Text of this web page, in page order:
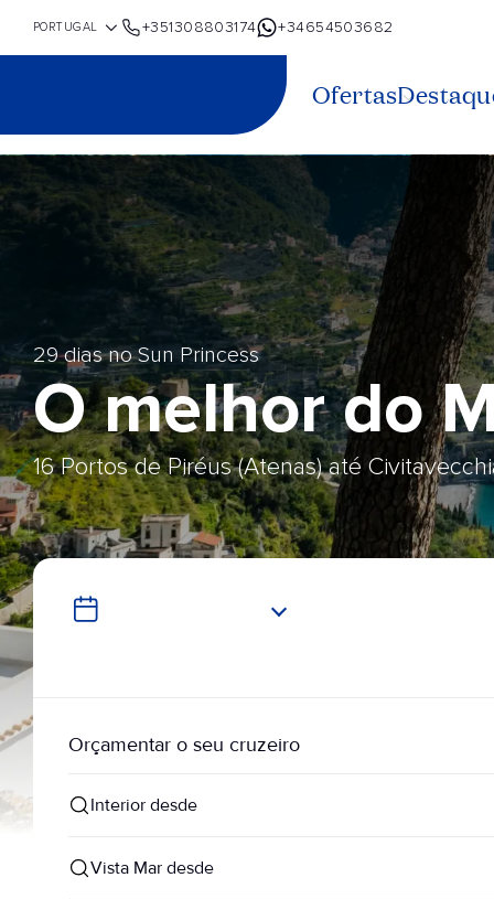
+351308803174 +34654503682
Ofertas
29 dias no Sun Princess
O melhor do
16 Portos de Piréus (Atenas) até
Orçamentar o seu cruzeiro
Interior desde
Vista Mar desde